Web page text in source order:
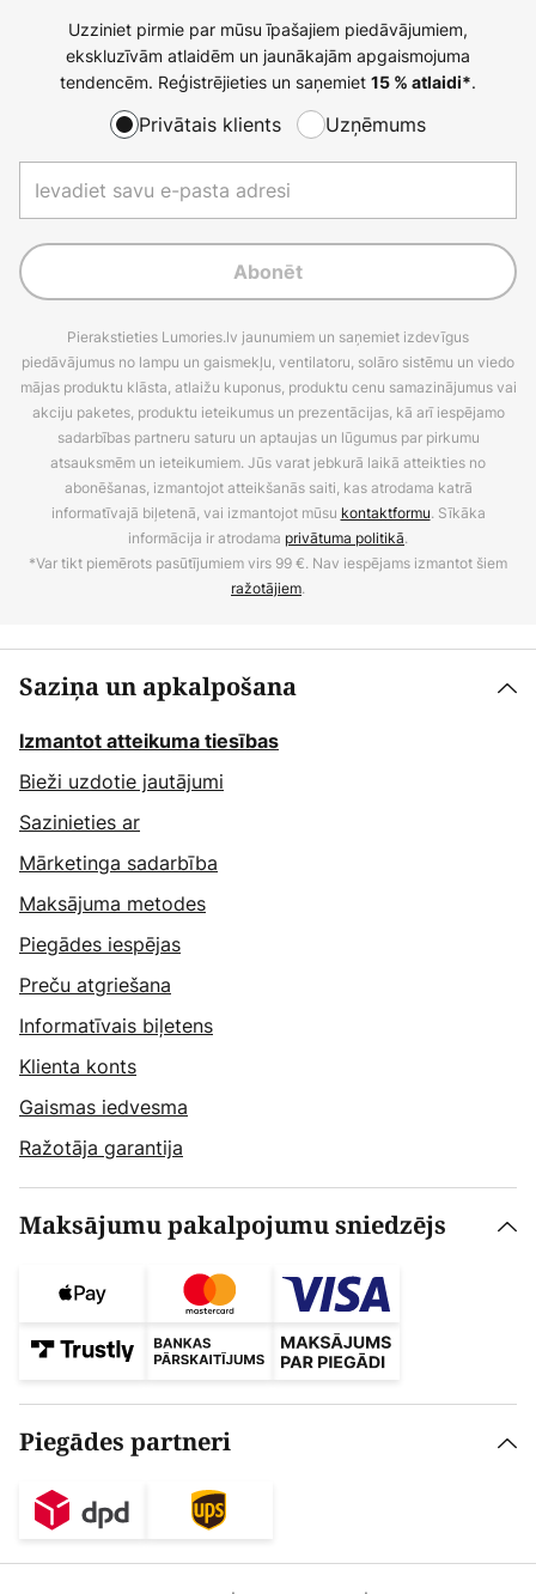
Uzziniet pirmie par mūsu īpašajiem piedāvājumiem,
ekskluzīvām atlaidēm un jaunākajām apgaismojuma
tendencēm. Reģistrējieties un saņemiet 15 % atlaidi*.
Privātais klients Uzņēmums
Abonēt
Pierakstieties Lumories.lv jaunumiem un saņemiet izdevīgus
piedāvājumus no lampu un gaismekļu, ventilatoru, solāro sistēmu un viedo
mājas produktu klāsta, atlaižu kuponus, produktu cenu samazinājumus vai
akciju paketes, produktu ieteikumus un prezentācijas, kā arī iespējamo
sadarbības partneru saturu un aptaujas un lūgumus par pirkumu
atsauksmēm un ieteikumiem. Jūs varat jebkurā laikā atteikties no
abonēšanas, izmantojot atteikšanās saiti, kas atrodama katrā
informatīvajā biļetenā, vai izmantojot mūsu kontaktformu. Sīkāka
informācija ir atrodama privātuma politikā.
*Var tikt piemērots pasūtījumiem virs 99 €. Nav iespējams izmantot šiem
ražotājiem.
Saziņa un apkalpošana
Izmantot atteikuma tiesības
Bieži uzdotie jautājumi
Sazinieties ar
Mārketinga sadarbība
Maksājuma metodes
Piegādes iespējas
Preču atgriešana
Informatīvais biļetens
Klienta konts
Gaismas iedvesma
Ražotāja garantija
Maksājumu pakalpojumu sniedzējs
Piegādes partneri